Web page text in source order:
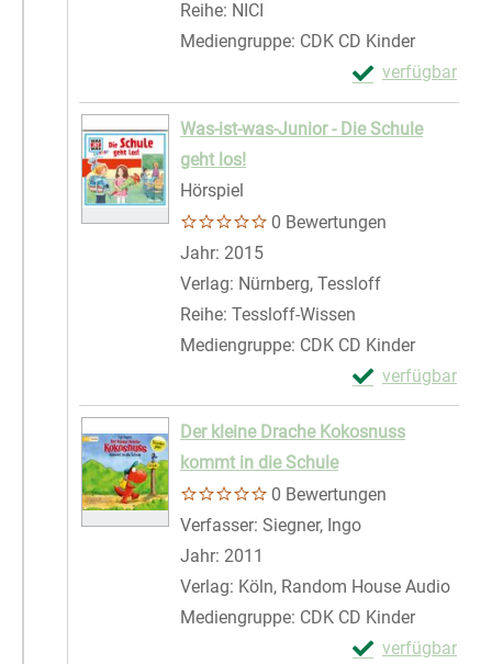
Reihe: NICI
Mediengruppe: CDK CD Kinder
verfügbar
Exemplar-
Zum Download
Was-ist-was-Junior - Die Schule
geht los!
Hörspiel
0 Bewertungen
Suche nach diesem Verfasser
Jahr: 2015
Verlag: Nürnberg, Tessloff
Reihe: Tessloff-Wissen
Mediengruppe: CDK CD Kinder
verfügbar
Exemplar-
Zum Download
Der kleine Drache Kokosnuss
kommt in die Schule
0 Bewertungen
Verfasser: Siegner, Ingo
Jahr: 2011
Verlag: Köln, Random House Audio
Mediengruppe: CDK CD Kinder
verfügbar
Exemplar-